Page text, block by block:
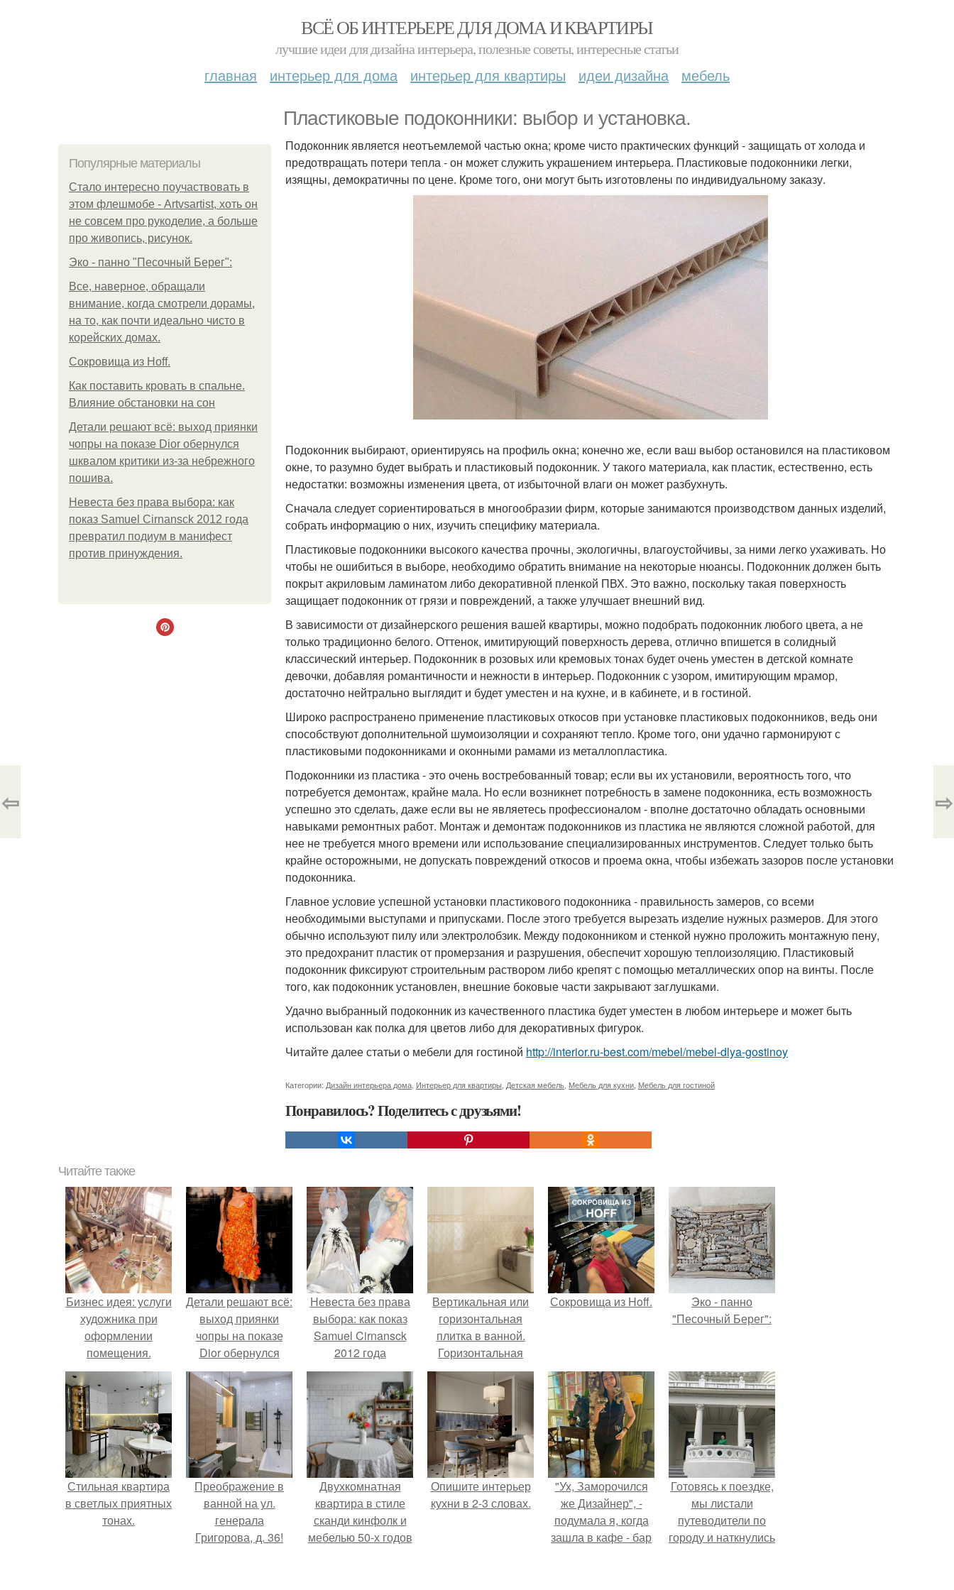
ВСЁ ОБ ИНТЕРЬЕРЕ ДЛЯ ДОМА И КВАРТИРЫ
лучшие идеи для дизайна интерьера, полезные советы, интересные статьи
главная интерьер для дома интерьер для квартиры идеи дизайна мебель
Пластиковые подоконники: выбор и установка.
Популярные материалы
Стало интересно поучаствовать в
этом флешмобе - Artvsartist, хоть он
не совсем про рукоделие, а больше
про живопись, рисунок.
Эко - панно "Песочный Берег":
Все, наверное, обращали
внимание, когда смотрели дорамы,
на то, как почти идеально чисто в
корейских домах.
Сокровища из Hoff.
Как поставить кровать в спальне.
Влияние обстановки на сон
Детали решают всё: выход приянки
чопры на показе Dior обернулся
шквалом критики из-за небрежного
пошива.
Невеста без права выбора: как
показ Samuel Cirnansck 2012 года
превратил подиум в манифест
против принуждения.
Подоконник является неотъемлемой частью окна; кроме чисто практических функций - защищать от холода и
предотвращать потери тепла - он может служить украшением интерьера. Пластиковые подоконники легки,
изящны, демократичны по цене. Кроме того, они могут быть изготовлены по индивидуальному заказу.
Подоконник выбирают, ориентируясь на профиль окна; конечно же, если ваш выбор остановился на пластиковом
окне, то разумно будет выбрать и пластиковый подоконник. У такого материала, как пластик, естественно, есть
недостатки: возможны изменения цвета, от избыточной влаги он может разбухнуть.
Сначала следует сориентироваться в многообразии фирм, которые занимаются производством данных изделий,
собрать информацию о них, изучить специфику материала.
Пластиковые подоконники высокого качества прочны, экологичны, влагоустойчивы, за ними легко ухаживать. Но
чтобы не ошибиться в выборе, необходимо обратить внимание на некоторые нюансы. Подоконник должен быть
покрыт акриловым ламинатом либо декоративной пленкой ПВХ. Это важно, поскольку такая поверхность
защищает подоконник от грязи и повреждений, а также улучшает внешний вид.
В зависимости от дизайнерского решения вашей квартиры, можно подобрать подоконник любого цвета, а не
только традиционно белого. Оттенок, имитирующий поверхность дерева, отлично впишется в солидный
классический интерьер. Подоконник в розовых или кремовых тонах будет очень уместен в детской комнате
девочки, добавляя романтичности и нежности в интерьер. Подоконник с узором, имитирующим мрамор,
достаточно нейтрально выглядит и будет уместен и на кухне, и в кабинете, и в гостиной.
Широко распространено применение пластиковых откосов при установке пластиковых подоконников, ведь они
способствуют дополнительной шумоизоляции и сохраняют тепло. Кроме того, они удачно гармонируют с
пластиковыми подоконниками и оконными рамами из металлопластика.
Подоконники из пластика - это очень востребованный товар; если вы их установили, вероятность того, что
потребуется демонтаж, крайне мала. Но если возникнет потребность в замене подоконника, есть возможность
успешно это сделать, даже если вы не являетесь профессионалом - вполне достаточно обладать основными
навыками ремонтных работ. Монтаж и демонтаж подоконников из пластика не являются сложной работой, для
нее не требуется много времени или использование специализированных инструментов. Следует только быть
крайне осторожными, не допускать повреждений откосов и проема окна, чтобы избежать зазоров после установки
подоконника.
Главное условие успешной установки пластикового подоконника - правильность замеров, со всеми
необходимыми выступами и припусками. После этого требуется вырезать изделие нужных размеров. Для этого
обычно используют пилу или электролобзик. Между подоконником и стенкой нужно проложить монтажную пену,
это предохранит пластик от промерзания и разрушения, обеспечит хорошую теплоизоляцию. Пластиковый
подоконник фиксируют строительным раствором либо крепят с помощью металлических опор на винты. После
того, как подоконник установлен, внешние боковые части закрывают заглушками.
Удачно выбранный подоконник из качественного пластика будет уместен в любом интерьере и может быть
использован как полка для цветов либо для декоративных фигурок.
Читайте далее статьи о мебели для гостиной http://interior.ru-best.com/mebel/mebel-dlya-gostinoy
Категории: Дизайн интерьера дома Интерьер для квартиры Детская мебель Мебель для кухни Мебель для гостиной
Понравилось? Поделитесь с друзьями!
⇦ ⇨
Читайте также
Бизнес идея: услуги
художника при
оформлении
помещения.
Детали решают всё:
выход приянки
чопры на показе
Dior обернулся
шквалом критики
из-за небрежного
пошива.
Невеста без права
выбора: как показ
Samuel Cirnansck
2012 года
превратил подиум
в манифест против
принуждения.
Вертикальная или
горизонтальная
плитка в ванной.
Горизонтальная
или вертикальная
укладка плитки: так
ли это важно
Сокровища из Hoff.
Эко - панно
"Песочный Берег":
Стильная квартира
в светлых приятных
тонах.
Преображение в
ванной на ул.
генерала
Григорова, д. 36!
Двухкомнатная
квартира в стиле
сканди кинфолк и
мебелью 50-х годов
Опишите интерьер
кухни в 2-3 словах.
"Ух, Заморочился
же Дизайнер", -
подумала я, когда
зашла в кафе - бар
Готовясь к поездке,
мы листали
путеводители по
городу и наткнулись